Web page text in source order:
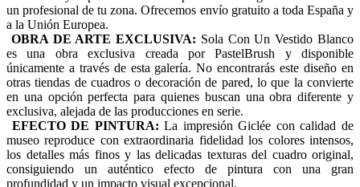
un profesional de tu zona. Ofrecemos envío gratuito a toda España y
a la Unión Europea.
OBRA DE ARTE EXCLUSIVA: Sola Con Un Vestido Blanco
es una obra exclusiva creada por PastelBrush y disponible
únicamente a través de esta galería. No encontrarás este diseño en
otras tiendas de cuadros o decoración de pared, lo que la convierte
en una opción perfecta para quienes buscan una obra diferente y
exclusiva, alejada de las producciones en serie.
EFECTO DE PINTURA: La impresión Giclée con calidad de
museo reproduce con extraordinaria fidelidad los colores intensos,
los detalles más finos y las delicadas texturas del cuadro original,
consiguiendo un auténtico efecto de pintura con una gran
profundidad y un impacto visual excepcional.